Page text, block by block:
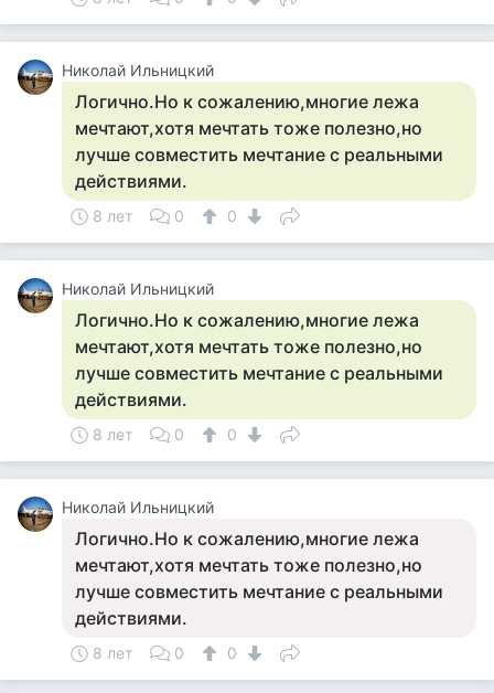
Николай Ильницкий
Логично.Но к сожалению,многие лежа
мечтают,хотя мечтать тоже полезно,но
лучше совместить мечтание с реальными
действиями.
8 лет 0 0
Николай Ильницкий
Логично.Но к сожалению,многие лежа
мечтают,хотя мечтать тоже полезно,но
лучше совместить мечтание с реальными
действиями.
8 лет 0 0
Николай Ильницкий
Логично.Но к сожалению,многие лежа
мечтают,хотя мечтать тоже полезно,но
лучше совместить мечтание с реальными
действиями.
8 лет 0 0